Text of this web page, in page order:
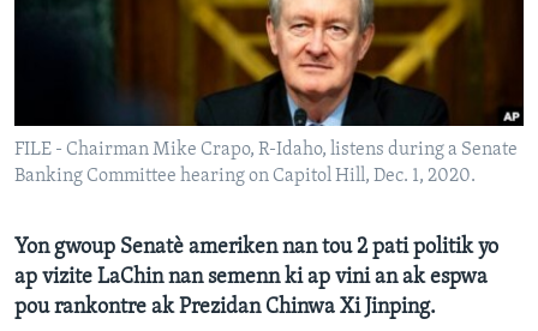
Languages
FILE - Chairman Mike Crapo, R-Idaho, listens during a Senate
Banking Committee hearing on Capitol Hill, Dec. 1, 2020.
Yon gwoup Senatè ameriken nan tou 2 pati politik yo
ap vizite LaChin nan semenn ki ap vini an ak espwa
pou rankontre ak Prezidan Chinwa Xi Jinping.